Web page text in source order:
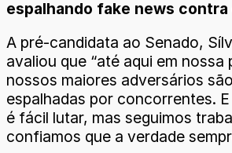
espalhando fake news contra
A pré-candidata ao Senado,
avaliou que “até aqui em nossa
nossos maiores adversários
espalhadas por concorrentes.
é fácil lutar, mas seguimos
confiamos que a verdade